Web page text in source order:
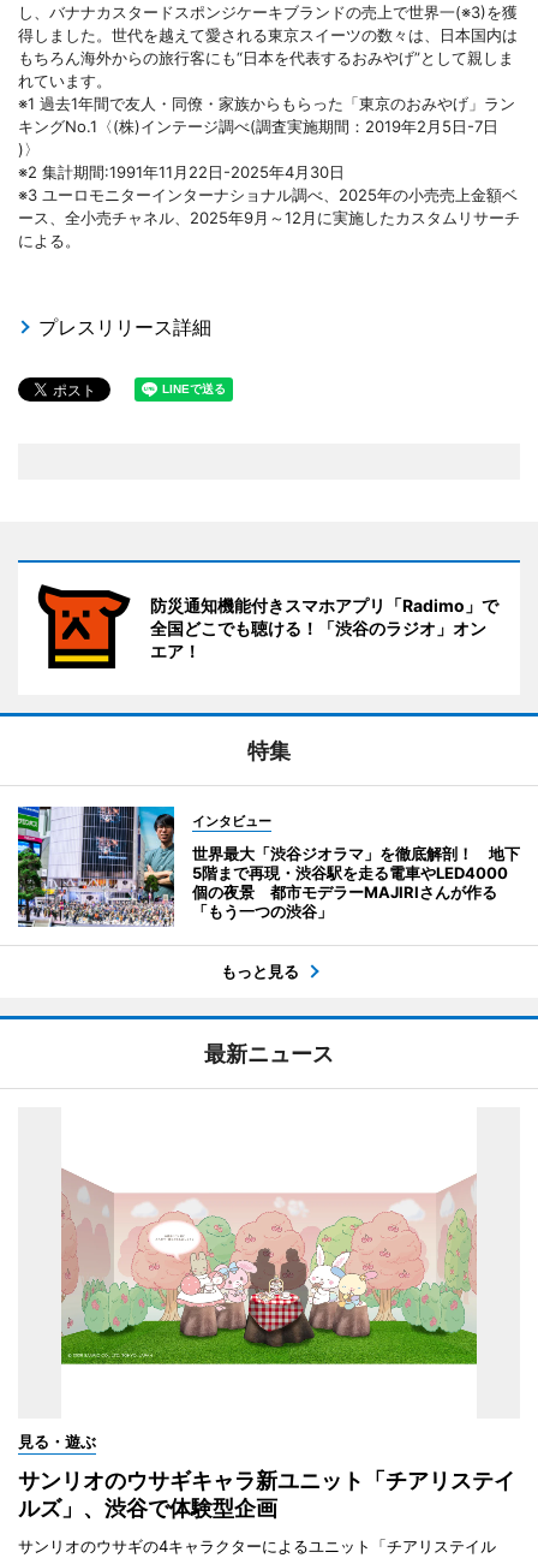
し、バナナカスタードスポンジケーキブランドの売上で世界一(※3)を獲
得しました。世代を越えて愛される東京スイーツの数々は、日本国内は
もちろん海外からの旅行客にも“日本を代表するおみやげ”として親しま
れています。
※1 過去1年間で友人・同僚・家族からもらった「東京のおみやげ」ラン
キングNo.1〈(株)インテージ調べ(調査実施期間：2019年2月5日-7日
)〉
※2 集計期間:1991年11月22日-2025年4月30日
※3 ユーロモニターインターナショナル調べ、2025年の小売売上金額ベ
ース、全小売チャネル、2025年9月～12月に実施したカスタムリサーチ
による。
プレスリリース詳細
防災通知機能付きスマホアプリ「Radimo」で
全国どこでも聴ける！「渋谷のラジオ」オン
エア！
特集
インタビュー
世界最大「渋谷ジオラマ」を徹底解剖！ 地下
5階まで再現・渋谷駅を走る電車やLED4000
個の夜景 都市モデラーMAJIRIさんが作る
「もう一つの渋谷」
もっと見る
最新ニュース
見る・遊ぶ
サンリオのウサギキャラ新ユニット「チアリステイ
ルズ」、渋谷で体験型企画
サンリオのウサギの4キャラクターによるユニット「チアリステイル